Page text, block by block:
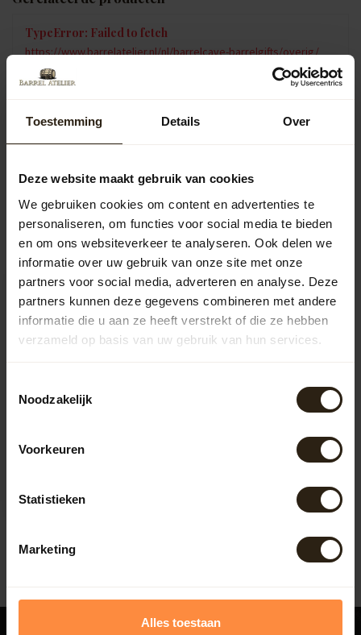
Toestemming Details Over
Deze website maakt gebruik van cookies
We gebruiken cookies om content en advertenties te
personaliseren, om functies voor social media te bieden
en om ons websiteverkeer te analyseren. Ook delen we
informatie over uw gebruik van onze site met onze
partners voor social media, adverteren en analyse. Deze
partners kunnen deze gegevens combineren met andere
informatie die u aan ze heeft verstrekt of die ze hebben
verzameld op basis van uw gebruik van hun services.
Noodzakelijk
Voorkeuren
Statistieken
Marketing
Alles toestaan
TypeError: Failed to fetch
https://www.barrelatelier.nl/nl/barrelcave-barrelgifts/overig/
Vragen over dit product?
Recent bekeken
Degelijke eiken houten kruk. Al